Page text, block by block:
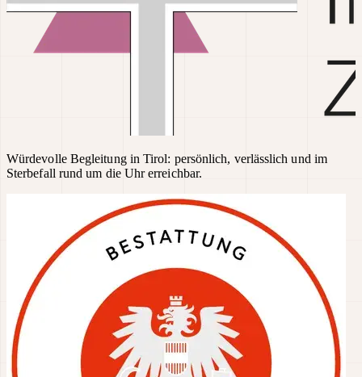
Würdevolle Begleitung in Tirol: persönlich, verlässlich und im
Sterbefall rund um die Uhr erreichbar.